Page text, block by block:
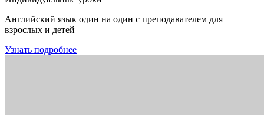
Английский язык один на один с преподавателем для
взрослых и детей
Узнать подробнее